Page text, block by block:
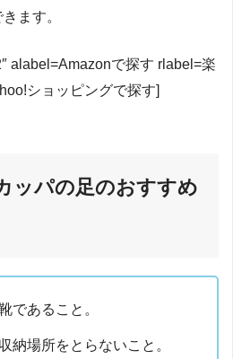
ます。
alabel=Amazonで探す rlabel=楽
ショッピングで探す]
ッパの足のおすすめ
であること。
納場所をとらないこと。